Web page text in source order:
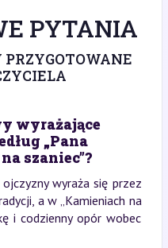
PYTANIA
wyrażające
„Pana
szaniec”?
ojczyzny wyraża się przez
a w „Kamieniach na
i codzienny opór wobec